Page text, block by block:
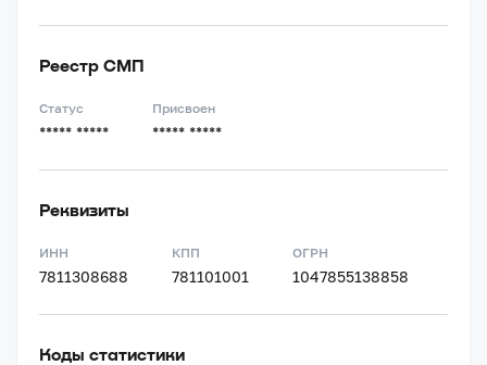
Реестр СМП
Статус
***** *****
Присвоен
***** *****
Реквизиты
ИНН
7811308688
КПП
781101001
ОГРН
1047855138858
Коды статистики